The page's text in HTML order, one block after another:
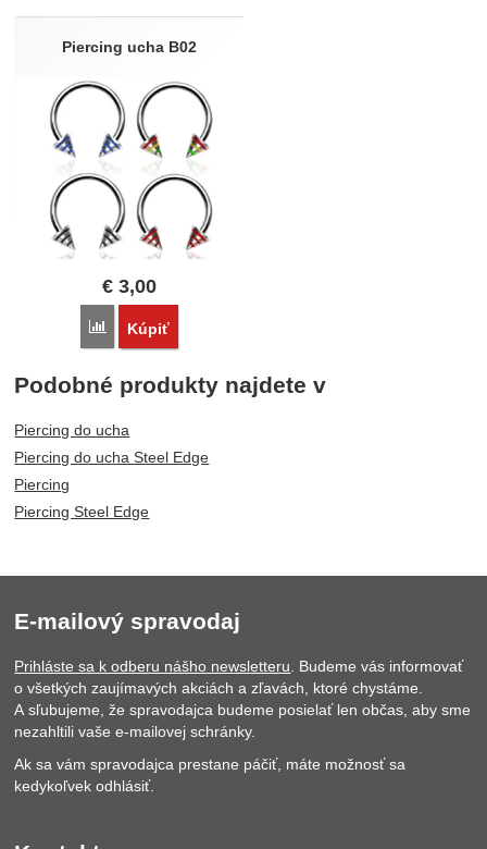
Piercing ucha B02
€ 3,00
Porovnať
Kúpiť
Podobné produkty najdete v
Piercing do ucha
Piercing do ucha Steel Edge
Piercing
Piercing Steel Edge
E-mailový spravodaj
Prihláste sa k odberu nášho newsletteru. Budeme vás informovať
o všetkých zaujímavých akciách a zľavách, ktoré chystáme.
A sľubujeme, že spravodajca budeme posielať len občas, aby sme
nezahltili vaše e-mailovej schránky.
Ak sa vám spravodajca prestane páčiť, máte možnosť sa
kedykoľvek odhlásiť.